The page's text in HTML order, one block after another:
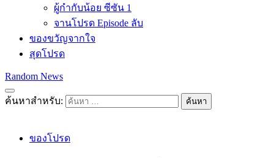
ผู้กำกับน้อย ซีซัน 1
จานโปรด Episode ลับ
ของขวัญจากใจ
สุดโปรด
Random News
ค้นหาสำหรับ:
ของโปรด